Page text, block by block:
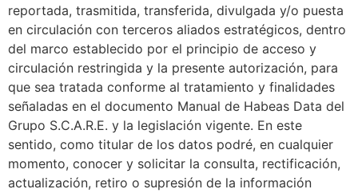
reportada, trasmitida, transferida, divulgada y/o puesta
en circulación con terceros aliados estratégicos, dentro
del marco establecido por el principio de acceso y
circulación restringida y la presente autorización, para
que sea tratada conforme al tratamiento y finalidades
señaladas en el documento Manual de Habeas Data del
Grupo S.C.A.R.E. y la legislación vigente. En este
sentido, como titular de los datos podré, en cualquier
momento, conocer y solicitar la consulta, rectificación,
actualización, retiro o supresión de la información